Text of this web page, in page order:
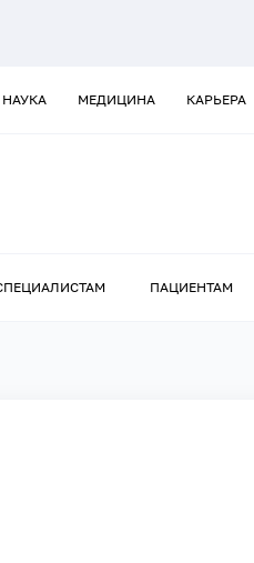
НАУКА МЕДИЦИНА КАРЬЕРА
ПАЦИЕНТАМ